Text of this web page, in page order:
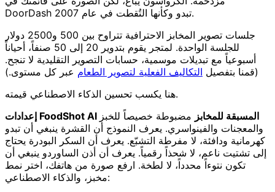
DoorDash تبدو وكأنها التُقطت في عام 2007.
جلسات تصوير المخابز الاحترافية تتراوح بين 500 و2500 دولار
للجلسة الواحدة. لمتجر يقوم بتدوير 20 إلى 50 صنفاً، أحياناً
أسبوعياً مع تبديلات موسمية، حسابات التصوير التقليدية لا تنجح.
(قمنا بتفصيل التكاليف الفعلية لتصوير الطعام عبر كل مستوى.)
هنا يكسب تحسين الذكاء الاصطناعي قيمته.
إعدادات FoodShot AI المسبقة للمخابز مضبوطة خصيصاً للخبز
والمعجنات والفينواسري. يعرف النموذج أن القشرة ينبغي أن تبدو
كهرمانية ودافئة، لا مفرطة التشبّع. يعرف أن السكر البودرة يحتاج
إلى تشتيت ناعم، لا شحذاً رقمياً. يعرف أن أذن الساوردو ينبغي أن
تكون نتوءاً محدداً، لا لطخة. ارفع صورة من هاتفك، اختر نمط
مخبز، والذكاء الاصطناعي: